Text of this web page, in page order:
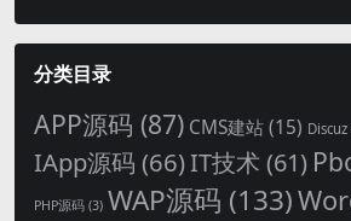
分类目录
APP源码 (87) CMS建站 (15) Discuz
IApp源码 (66)IT技术 (61)
PHP源码 (3) WAP源码 (133)